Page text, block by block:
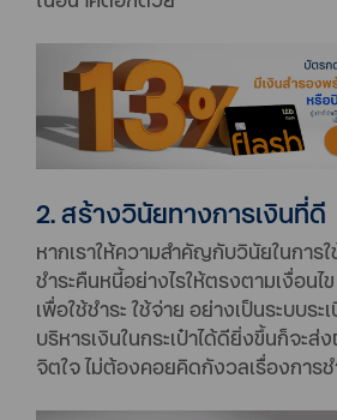
2. สร้างวินัยทางการเงินที่ดี
หากเราให้ความสำคัญกับวินัยในการ
ชำระคืนหนี้อย่างไรให้ตรงตามเงื่อนไ
เพื่อใช้ชำระ ใช้จ่าย อย่างเป็นระบบระ
บริหารเงินในกระเป๋าได้ดียิ่งขึ้นก็จะ
จิตใจ ไม่ต้องคอยคิดกังวลเรื่องการ